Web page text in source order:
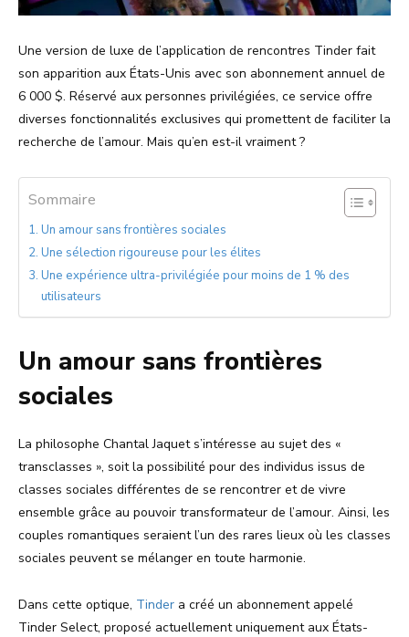
Une version de luxe de l’application de rencontres Tinder fait
son apparition aux États-Unis avec son abonnement annuel de
6 000 $. Réservé aux personnes privilégiées, ce service offre
diverses fonctionnalités exclusives qui promettent de faciliter la
recherche de l’amour. Mais qu’en est-il vraiment ?
Sommaire
Un amour sans frontières sociales
Une sélection rigoureuse pour les élites
Une expérience ultra-privilégiée pour moins de 1 % des
utilisateurs
Un amour sans frontières
sociales
La philosophe Chantal Jaquet s’intéresse au sujet des «
transclasses », soit la possibilité pour des individus issus de
classes sociales différentes de se rencontrer et de vivre
ensemble grâce au pouvoir transformateur de l’amour. Ainsi, les
couples romantiques seraient l’un des rares lieux où les classes
sociales peuvent se mélanger en toute harmonie.
Dans cette optique, Tinder a créé un abonnement appelé
Tinder Select, proposé actuellement uniquement aux États-